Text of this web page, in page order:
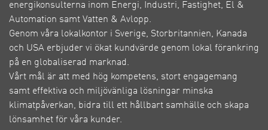
energikonsulterna inom Energi, Industri, Fastighet, El &
Automation samt Vatten & Avlopp.
Genom våra lokalkontor i Sverige, Storbritannien, Kanada
och USA erbjuder vi ökat kundvärde genom lokal förankring
på en globaliserad marknad.
Vårt mål är att med hög kompetens, stort engagemang
samt effektiva och miljövänliga lösningar minska
klimatpåverkan, bidra till ett hållbart samhälle och skapa
lönsamhet för våra kunder.